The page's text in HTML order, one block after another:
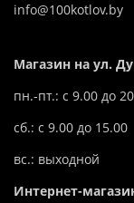
info@100kotlov.by
Магазин на ул.
пн.-пт.: с 9.00 до
сб.: с 9.00 до 15.00
вс.: выходной
Интернет-